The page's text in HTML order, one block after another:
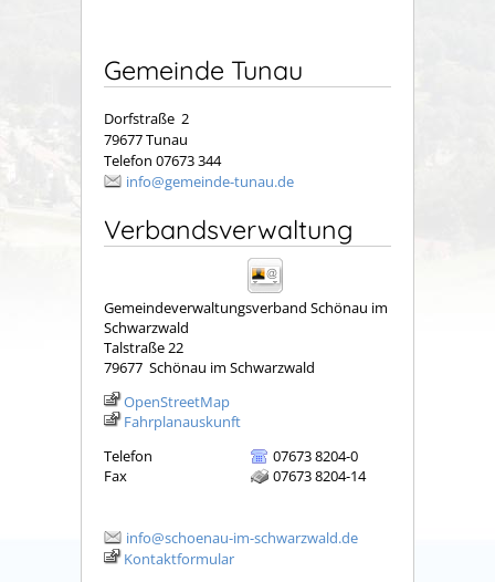
Gemeinde Tunau
Dorfstraße 2
79677 Tunau
Telefon 07673 344
info@gemeinde-tunau.de
Verbandsverwaltung
Gemeindeverwaltungsverband Schönau im
Schwarzwald
Talstraße 22
79677 Schönau im Schwarzwald
OpenStreetMap
Fahrplanauskunft
Telefon
07673 8204-0
Fax
07673 8204-14
info@schoenau-im-schwarzwald.de
Kontaktformular